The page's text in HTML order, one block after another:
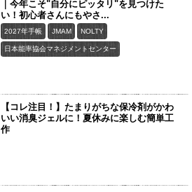
｜今年こそ"自分にピッタリ"を見つけた
い！初心者さんにもやさ...
2027年手帳 JMAM NOLTY
日本能率協会マネジメントセンター
【コレ注目！】たまりがちな保冷剤がかわ
いい消臭ジェルに！夏休みに楽しむ簡単工
作